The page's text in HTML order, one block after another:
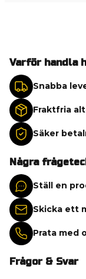
Varför handla
Snabba
Fraktfria
Säker
Några
Ställ en
Skicka ett
Prata med
Frågor & Svar